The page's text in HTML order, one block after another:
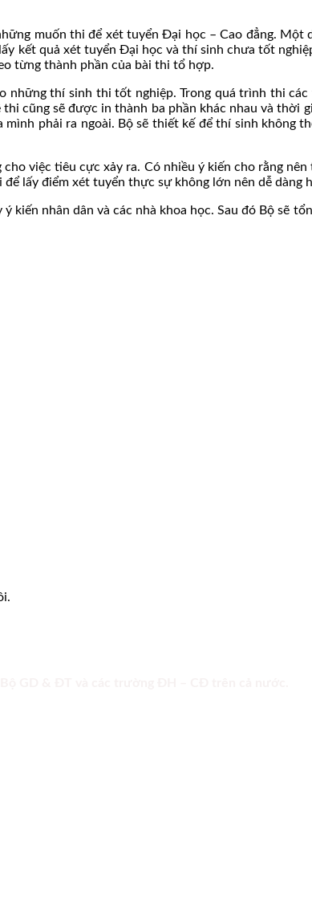
muốn thi để xét tuyển Đại học – Cao đẳng. Một
kết quả xét tuyển Đại học và thí sinh chưa tốt
từng thành phần của bài thi tổ hợp.
thí sinh thi tốt nghiệp. Trong quá trình thi
cũng sẽ được in thành ba phần khác nhau và thời
phải ra ngoài. Bộ sẽ thiết kế để thí sinh không
việc tiêu cực xảy ra. Có nhiều ý kiến cho rằng
lấy điểm xét tuyển thực sự không lớn nên dễ dàng
nhân dân và các nhà khoa học. Sau đó Bộ sẽ